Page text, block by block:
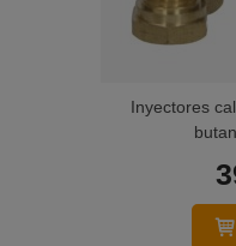
Inyectores